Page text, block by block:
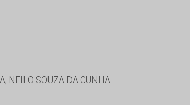
NEILO SOUZA DA CUNHA